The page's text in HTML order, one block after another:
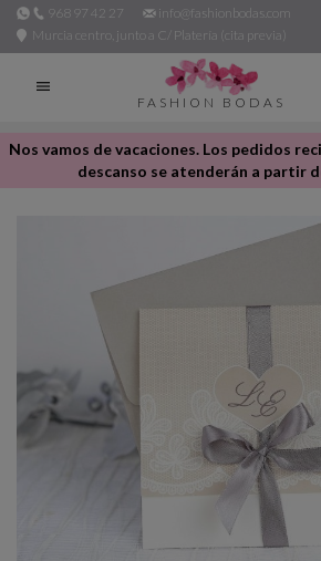
968 97 42 27
info@fashionbodas.com
Murcia centro, junto a C/ Platería (cita previa)

FASHION BODAS
Nos vamos de vacaciones. Los pedidos
descanso se atenderán a partir